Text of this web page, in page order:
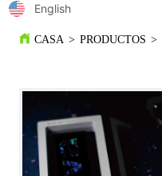
English
CASA > PRODUCTOS >